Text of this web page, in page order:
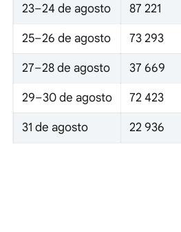
23–24 de agosto 87 221
25–26 de agosto 73 293
27–28 de agosto 37 669
29–30 de agosto 72 423
31 de agosto 22 936